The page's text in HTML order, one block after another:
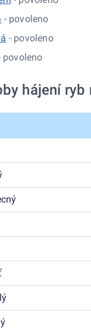
- povoleno
- povoleno
povoleno
hájení ryb